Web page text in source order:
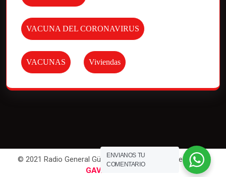
VACUNA DEL CORONAVIRUS
VACUNAS Viviendas
© 2021 Radio General Güemes. All Rights Reserved | Por
GAVAWEB
ENVIANOS TU
COMENTARIO